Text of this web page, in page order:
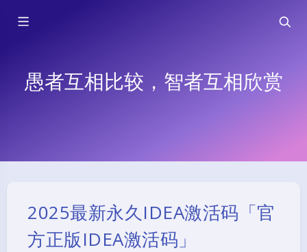
愚者互相比较，智者互相欣赏
2025最新永久IDEA激活码「官
方正版IDEA激活码」